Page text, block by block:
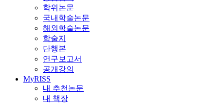
학위논문
국내학술논문
해외학술논문
학술지
단행본
연구보고서
공개강의
MyRISS
내 추천논문
내 책장